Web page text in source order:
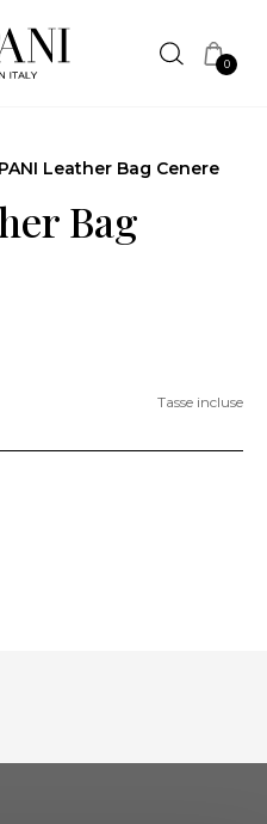
0
Leather Bag Cenere
Bag
Tasse incluse